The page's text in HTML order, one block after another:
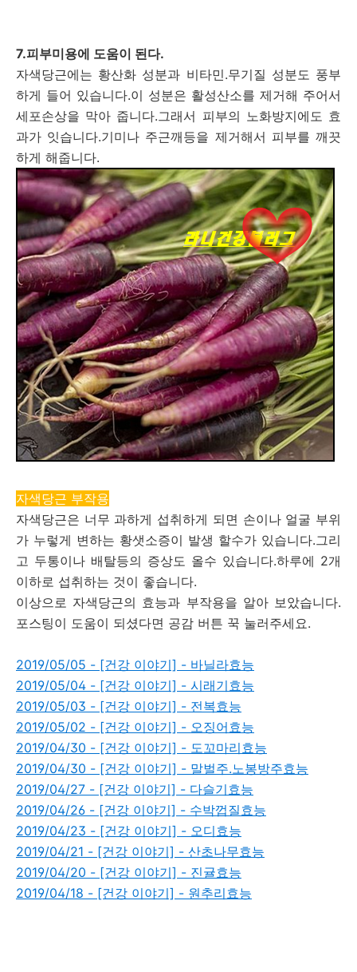
7.피부미용에 도움이 된다.
자색당근에는 황산화 성분과 비타민.무기질 성분도 풍부
하게 들어 있습니다.이 성분은 활성산소를 제거해 주어서
세포손상을 막아 줍니다.그래서 피부의 노화방지에도 효
과가 잇습니다.기미나 주근깨등을 제거해서 피부를 깨끗
하게 해줍니다.
자색당근 부작용
자색당근은 너무 과하게 섭취하게 되면 손이나 얼굴 부위
가 누렇게 변하는 황샛소증이 발생 할수가 있습니다.그리
고 두통이나 배탈등의 증상도 올수 있습니다.하루에 2개
이하로 섭취하는 것이 좋습니다.
이상으로 자색당근의 효능과 부작용을 알아 보았습니다.
포스팅이 도움이 되셨다면 공감 버튼 꾹 눌러주세요.
2019/05/05 - [건강 이야기] - 바닐라효능
2019/05/04 - [건강 이야기] - 시래기효능
2019/05/03 - [건강 이야기] - 전복효능
2019/05/02 - [건강 이야기] - 오징어효능
2019/04/30 - [건강 이야기] - 도꼬마리효능
2019/04/30 - [건강 이야기] - 말벌주.노봉방주효능
2019/04/27 - [건강 이야기] - 다슬기효능
2019/04/26 - [건강 이야기] - 수박껍질효능
2019/04/23 - [건강 이야기] - 오디효능
2019/04/21 - [건강 이야기] - 산초나무효능
2019/04/20 - [건강 이야기] - 진귤효능
2019/04/18 - [건강 이야기] - 원추리효능